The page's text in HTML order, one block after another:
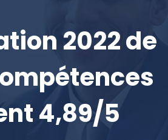
2022 de
4,89/5